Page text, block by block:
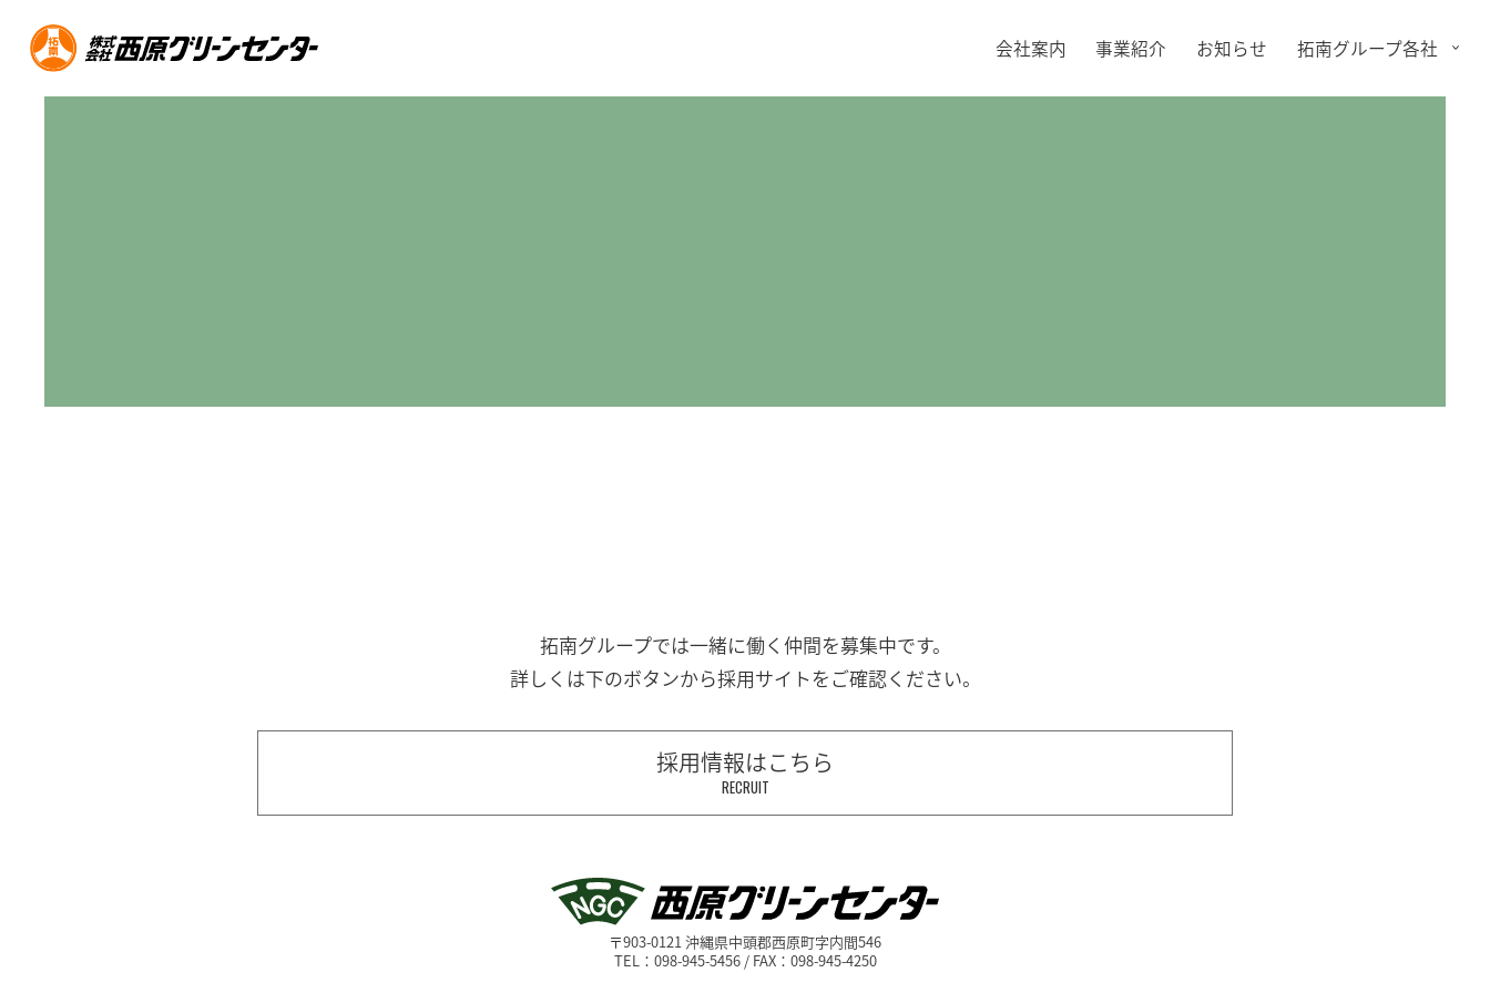
会社案内 事業紹介 お知らせ 拓南グループ各社
拓南グループでは一緒に働く 仲間を募集中です。
詳しくは下のボタンから採用サイトをご確認ください。
採用情報はこちら
RECRUIT
〒903-0121 沖縄県中頭郡西原町字内間546
TEL：098-945-5456 / FAX：098-945-4250